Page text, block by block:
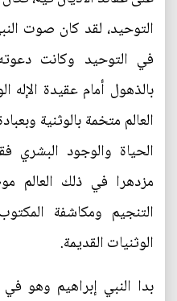
التوحيد، لقد كان صوت
في التوحيد وكانت
بالذهول أمام عقيدة الإله
العالم متخمة بالوثنية
الحياة والوجود البشري
مزدهرا في ذلك العالم
التنجيم ومكاشفة
الوثنيات القديمة.
بدا النبي إبراهيم وهو